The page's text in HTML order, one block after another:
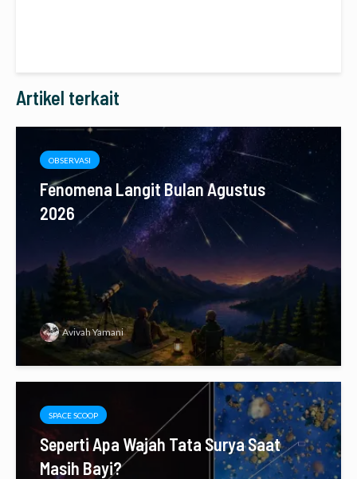
Artikel terkait
OBSERVASI
Fenomena Langit Bulan Agustus
2026
Avivah Yamani
SPACE SCOOP
Seperti Apa Wajah Tata Surya Saat
Masih Bayi?